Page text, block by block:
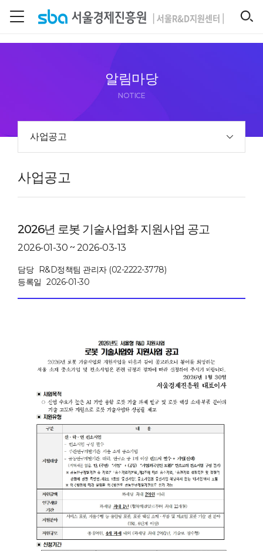
알림마당
NOTICE
사업공고
사업공고
2026년 로봇 기술사업화 지원사업 공고
2026-01-30 ~ 2026-03-13
담당
R&D정책팀 관리자 (02-2222-3778)
등록일 2026-01-30